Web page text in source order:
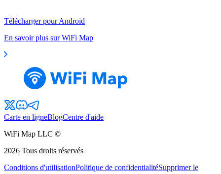
Télécharger pour Android
En savoir plus sur WiFi Map
Carte en ligneBlogCentre d'aide
WiFi Map LLC ©
2026 Tous droits réservés
Conditions d'utilisationPolitique de confidentialitéSupprimer le